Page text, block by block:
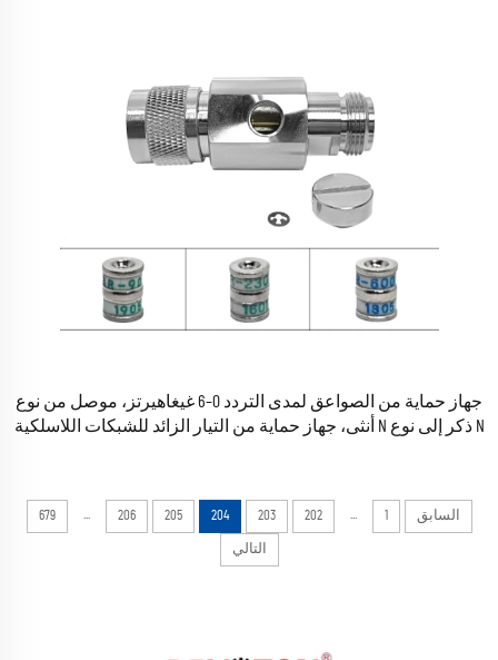
جهاز حماية من الصواعق لمدى التردد 0–6 غيغاهيرتز، موصل من نوع
N ذكر إلى نوع N أنثى، جهاز حماية من التيار الزائد للشبكات اللاسلكية
السابق 1
...
202
203
204
205
206
...
679
التالي